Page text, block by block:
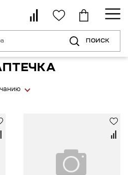
ПОИСК
Средства индивидуальной безопасности